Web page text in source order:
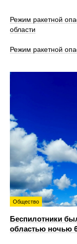
Режим ракетной
области
Режим ракетной
Общество
Беспилотники
областью ночью 6